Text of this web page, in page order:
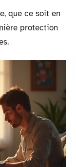
que ce soit en
protection